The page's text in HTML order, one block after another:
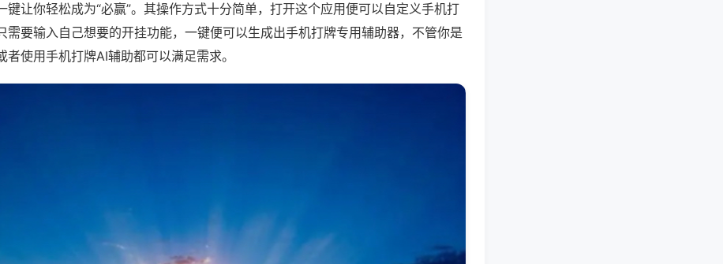
键让你轻松成为“必赢”。其操作方式十分简单，打开这个应用便可以自定义手机打
需要输入自己想要的开挂功能，一键便可以生成出手机打牌专用辅助器，不管你是
者使用手机打牌AI辅助都可以满足需求。